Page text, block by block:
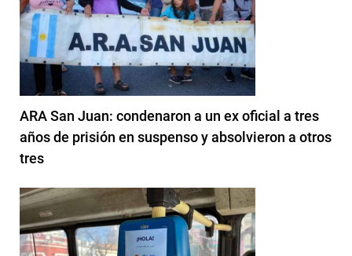
ARA San Juan: condenaron a un ex oficial a tres
años de prisión en suspenso y absolvieron a otros
tres